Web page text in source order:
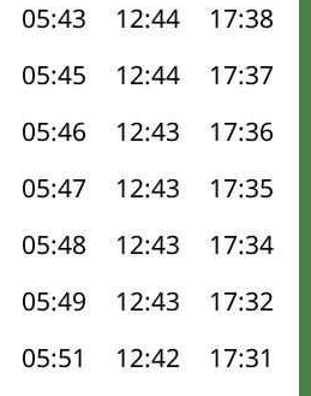
05:43 12:44 17:38
05:45 12:44 17:37
05:46 12:43 17:36
05:47 12:43 17:35
05:48 12:43 17:34
05:49 12:43 17:32
05:51 12:42 17:31